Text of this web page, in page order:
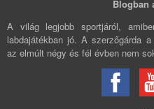
Blogban
A világ legjobb sportjáról,
labdajátékban jó. A szerzőgárda
az elmúlt négy és fél évben nem